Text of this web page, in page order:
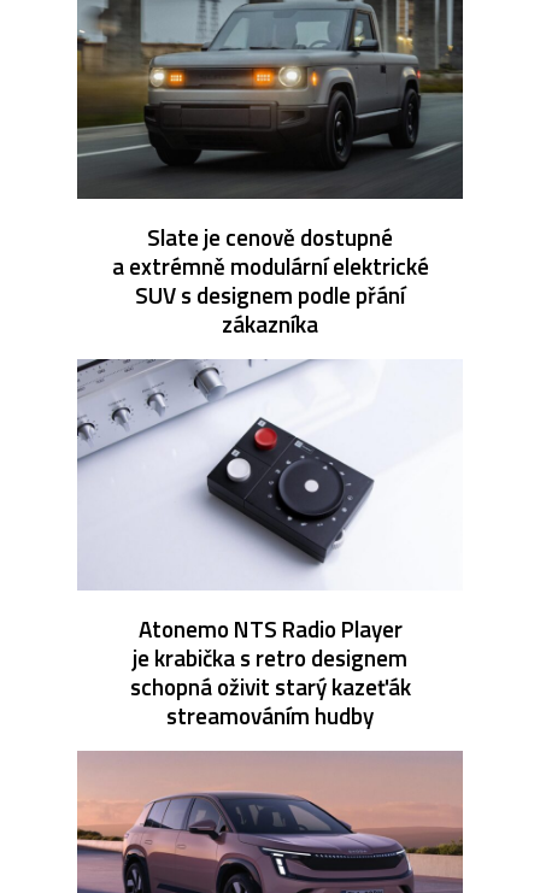
Slate je cenově dostupné
a extrémně modulární elektrické
SUV s designem podle přání
zákazníka
Atonemo NTS Radio Player
je krabička s retro designem
schopná oživit starý kazeťák
streamováním hudby